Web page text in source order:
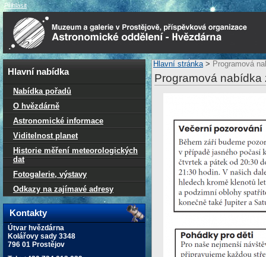
Hlavní nabídka
Nabídka pořadů
O hvězdárně
Astronomické informace
Viditelnost planet
Historie měření meteorologických
dat
Fotogalerie, výstavy
Odkazy na zajímavé adresy
Kontakty
Útvar hvězdárna
Kolářovy sady 3348
796 01 Prostějov
Hlavní stránka> Programová
Programová nabídka
Přihlásit